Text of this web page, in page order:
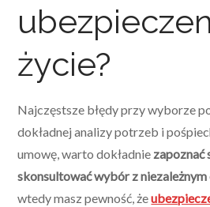
życie?
Najczęstsze błędy przy wyborze
dokładnej analizy potrzeb i
umowę, warto dokładnie zapoznać
skonsultować wybór z
wtedy masz pewność, że